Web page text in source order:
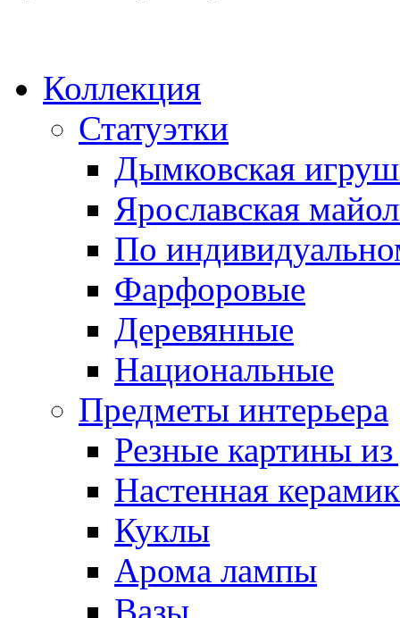
Коллекция
Статуэтки
Дымковская
Ярославская
По
Фарфоровые
Деревянные
Национальные
Предметы интерьера
Резные картины из
Настенная
Куклы
Арома лампы